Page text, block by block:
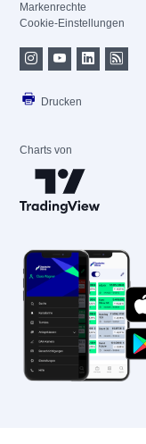
Markenrechte
Cookie-Einstellungen
Drucken
Charts von